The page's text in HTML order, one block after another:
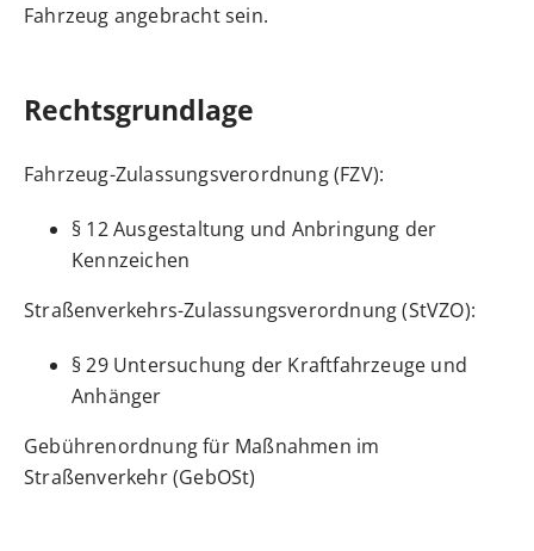
Fahrzeug angebracht sein.
Rechtsgrundlage
Fahrzeug-Zulassungsverordnung (FZV):
§ 12 Ausgestaltung und Anbringung der
Kennzeichen
Straßenverkehrs-Zulassungsverordnung (StVZO):
§ 29 Untersuchung der Kraftfahrzeuge und
Anhänger
Gebührenordnung für Maßnahmen im
Straßenverkehr (GebOSt)